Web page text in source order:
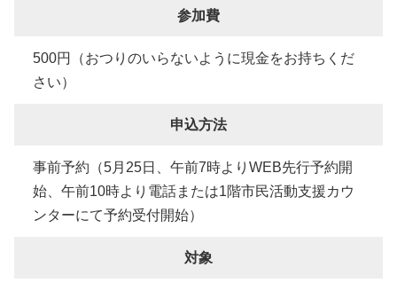
参加費
500円（おつりのいらないように現金をお持ちくだ
さい）
申込方法
事前予約（5月25日、午前7時よりWEB先行予約開
始、午前10時より電話または1階市民活動支援カウ
ンターにて予約受付開始）
対象